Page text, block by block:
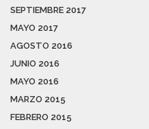
SEPTIEMBRE 2017
MAYO 2017
AGOSTO 2016
JUNIO 2016
MAYO 2016
MARZO 2015
FEBRERO 2015